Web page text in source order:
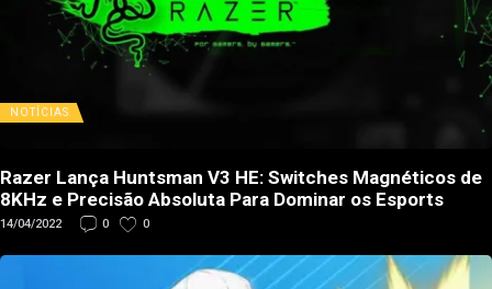
NOTÍCIAS
Razer Lança Huntsman V3 HE: Switches Magnéticos de
8KHz e Precisão Absoluta Para Dominar os Esports
14/04/2022 0 0